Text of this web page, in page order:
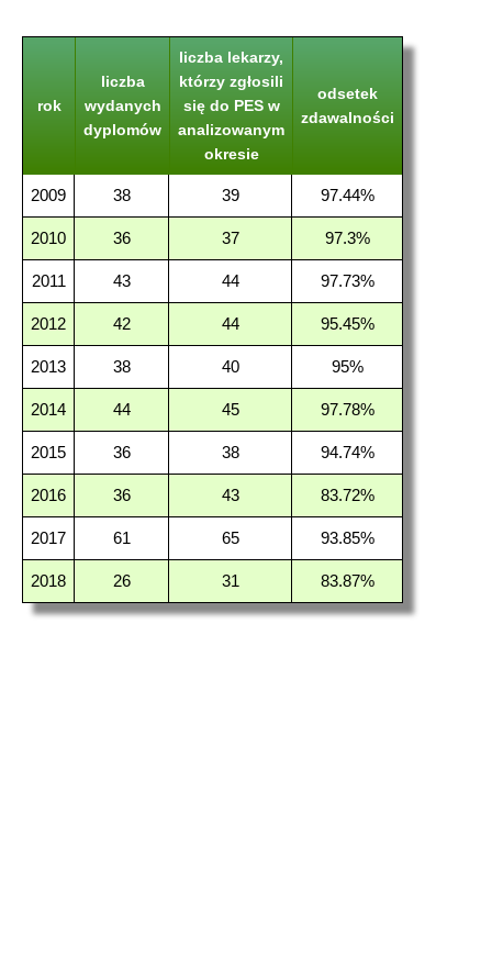
rok
liczba
wydanych
dyplomów
liczba lekarzy,
którzy zgłosili
się do PES w
analizowanym
okresie
odsetek
zdawalności
2009 38 39 97.44%
2010 36 37 97.3%
2011 43 44 97.73%
2012 42 44 95.45%
2013 38 40 95%
2014 44 45 97.78%
2015 36 38 94.74%
2016 36 43 83.72%
2017 61 65 93.85%
2018 26 31 83.87%